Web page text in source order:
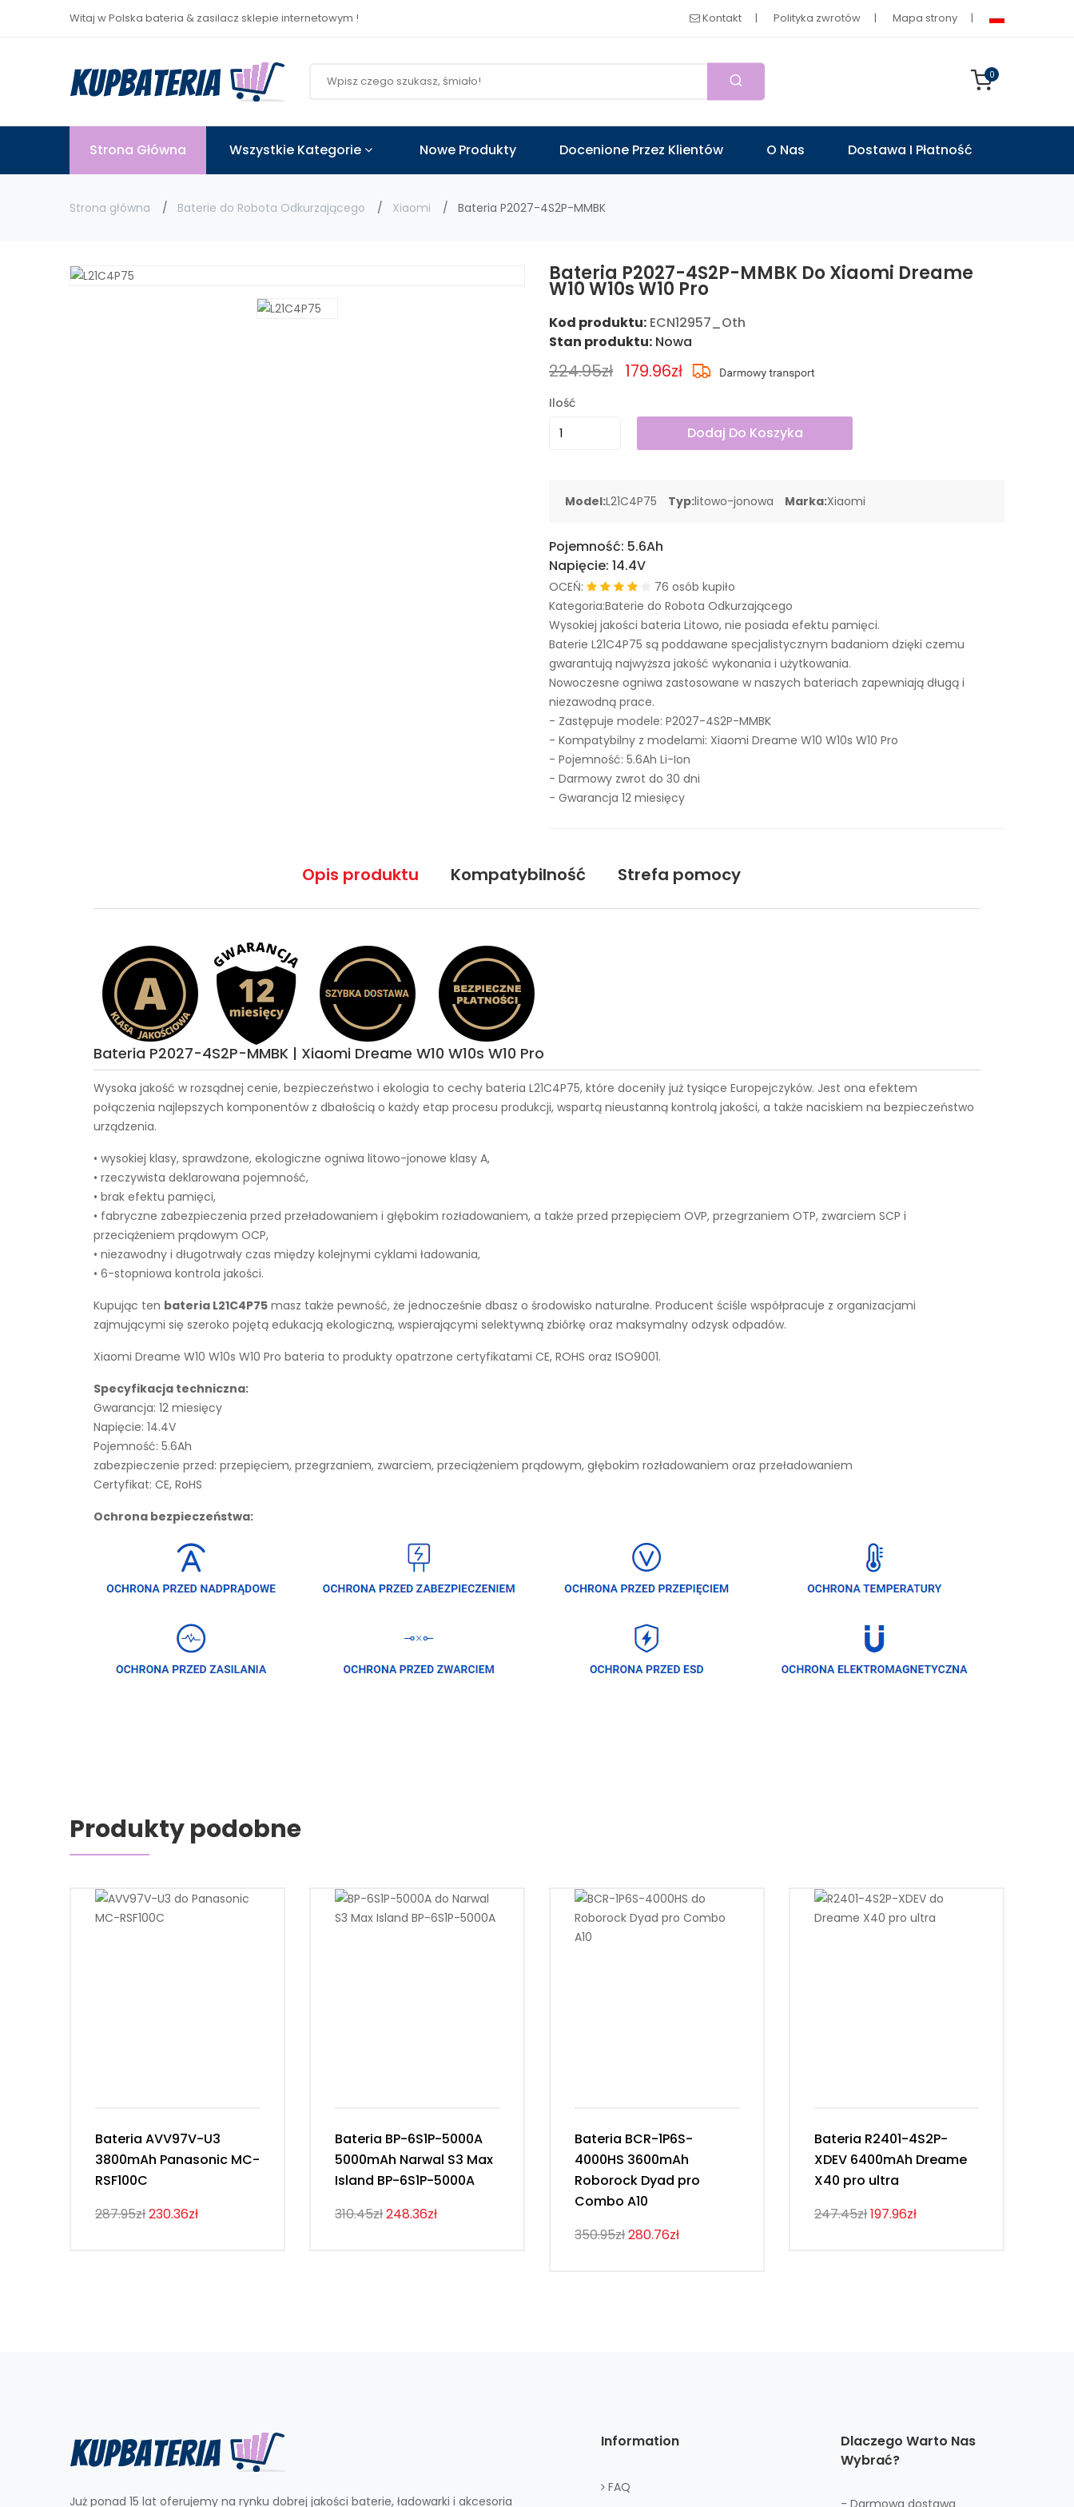
Witaj w Polska bateria & zasilacz sklepie internetowym ! Kontakt Polityka zwrotów Mapa strony
0
Strona Główna Wszystkie Kategorie Nowe Produkty Docenione Przez Klientów O Nas Dostawa I Płatność
Strona główna Baterie do Robota Odkurzającego Xiaomi Bateria P2027-4S2P-MMBK
Bateria P2027-4S2P-MMBK Do Xiaomi Dreame
W10 W10s W10 Pro
Kod produktu: ECN12957_Oth
Stan produktu: Nowa
224.95zł 179.96zł
Ilość
Dodaj Do Koszyka
Model:L21C4P75 Typ:litowo-jonowa Marka:Xiaomi
Pojemność: 5.6Ah
Napięcie: 14.4V
OCEŃ:
76 osób kupiło
Kategoria:Baterie do Robota Odkurzającego
Wysokiej jakości bateria Litowo, nie posiada efektu pamięci.
Baterie L21C4P75 są poddawane specjalistycznym badaniom dzięki czemu
gwarantują najwyższa jakość wykonania i użytkowania.
Nowoczesne ogniwa zastosowane w naszych bateriach zapewniają długą i
niezawodną prace.
- Zastępuje modele: P2027-4S2P-MMBK
- Kompatybilny z modelami: Xiaomi Dreame W10 W10s W10 Pro
- Pojemność: 5.6Ah Li-Ion
- Darmowy zwrot do 30 dni
- Gwarancja 12 miesięcy
Opis produktu Kompatybilność Strefa pomocy
Bateria P2027-4S2P-MMBK | Xiaomi Dreame W10 W10s W10 Pro
Wysoka jakość w rozsądnej cenie, bezpieczeństwo i ekologia to cechy bateria L21C4P75, które doceniły już tysiące Europejczyków. Jest ona efektem
połączenia najlepszych komponentów z dbałością o każdy etap procesu produkcji, wspartą nieustanną kontrolą jakości, a także naciskiem na bezpieczeństwo
urządzenia.
• wysokiej klasy, sprawdzone, ekologiczne ogniwa litowo-jonowe klasy A,
• rzeczywista deklarowana pojemność,
• brak efektu pamięci,
• fabryczne zabezpieczenia przed przeładowaniem i głębokim rozładowaniem, a także przed przepięciem OVP, przegrzaniem OTP, zwarciem SCP i
przeciążeniem prądowym OCP,
• niezawodny i długotrwały czas między kolejnymi cyklami ładowania,
• 6-stopniowa kontrola jakości.
Kupując ten bateria L21C4P75 masz także pewność, że jednocześnie dbasz o środowisko naturalne. Producent ściśle współpracuje z organizacjami
zajmującymi się szeroko pojętą edukacją ekologiczną, wspierającymi selektywną zbiórkę oraz maksymalny odzysk odpadów.
Xiaomi Dreame W10 W10s W10 Pro bateria to produkty opatrzone certyfikatami CE, ROHS oraz ISO9001.
Specyfikacja techniczna:
Gwarancja: 12 miesięcy
Napięcie: 14.4V
Pojemność: 5.6Ah
zabezpieczenie przed: przepięciem, przegrzaniem, zwarciem, przeciążeniem prądowym, głębokim rozładowaniem oraz przeładowaniem
Certyfikat: CE, RoHS
Ochrona bezpieczeństwa:
Produkty podobne
Bateria AVV97V-U3
3800mAh Panasonic MC-
RSF100C
287.95zł230.36zł
Bateria BP-6S1P-5000A
5000mAh Narwal S3 Max
Island BP-6S1P-5000A
310.45zł248.36zł
Bateria BCR-1P6S-
4000HS 3600mAh
Roborock Dyad pro
Combo A10
350.95zł280.76zł
Bateria R2401-4S2P-
XDEV 6400mAh Dreame
X40 pro ultra
247.45zł197.96zł
Już ponad 15 lat oferujemy na rynku dobrej jakości baterie, ładowarki i akcesoria
Information
FAQ
Dlaczego Warto Nas
Wybrać?
- Darmowa dostawa